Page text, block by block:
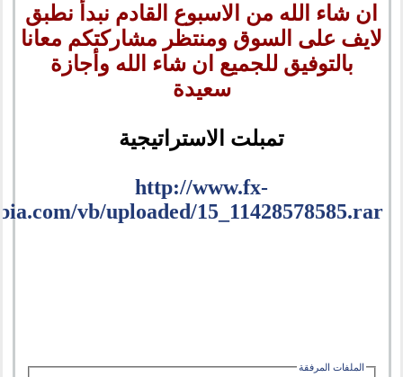
ان شاء الله من الاسبوع القادم نبدأ نطبق
لايف على السوق ومنتظر مشاركتكم معانا
بالتوفيق للجميع ان شاء الله وأجازة
سعيدة
تمبلت الاستراتيجية
http://www.fx-
vb/uploaded/15_11428578585.rar
الملفات المرفقة